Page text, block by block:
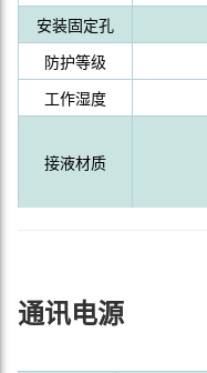
安装固定孔
防护等级
工作湿度
接液材质
通讯电源